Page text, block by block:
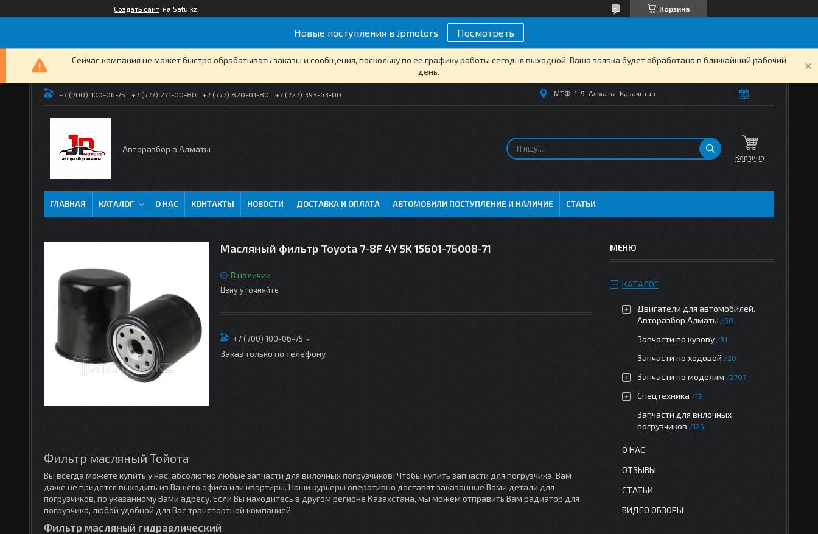
Создать сайт на Satu.kz Корзина
Новые поступления в Jpmotors Посмотреть
Сейчас компания не может быстро обрабатывать заказы и сообщения, поскольку по ее графику работы сегодня выходной. Ваша заявка будет обработана в ближайший рабочий
день.
+7 (700) 100-06-75 +7 (777) 271-00-80 +7 (777) 820-01-80 +7 (727) 393-63-00 МТФ-1, 9, Алматы, Казахстан
Авторазбор в Алматы
Корзина
ГЛАВНАЯ КАТАЛОГ О НАС КОНТАКТЫ НОВОСТИ ДОСТАВКА И ОПЛАТА АВТОМОБИЛИ ПОСТУПЛЕНИЕ И НАЛИЧИЕ СТАТЬИ
Масляный фильтр Toyota 7-8F 4Y 5K 15601-76008-71
В наличии
Цену уточняйте
+7 (700) 100-06-75
Заказ только по телефону
Фильтр масляный Тойота
Вы всегда можете купить у нас, абсолютно любые запчасти для вилочных погрузчиков! Чтобы купить запчасти для погрузчика, Вам
даже не придется выходить из Вашего офиса или квартиры. Наши курьеры оперативно доставят заказанные Вами детали для
погрузчиков, по указанному Вами адресу. Если Вы находитесь в другом регионе Казахстана, мы можем отправить Вам радиатор для
погрузчика, любой удобной для Вас транспортной компанией.
Фильтр масляный гидравлический
КАТАЛОГ
Двигатели для автомобилей.
Авторазбор Алматы
60
Запчасти по кузову 31
Запчасти по ходовой 20
Запчасти по моделям 2707
Спецтехника 12
Запчасти для вилочных
погрузчиков
126
О НАС
ОТЗЫВЫ
СТАТЬИ
ВИДЕО ОБЗОРЫ